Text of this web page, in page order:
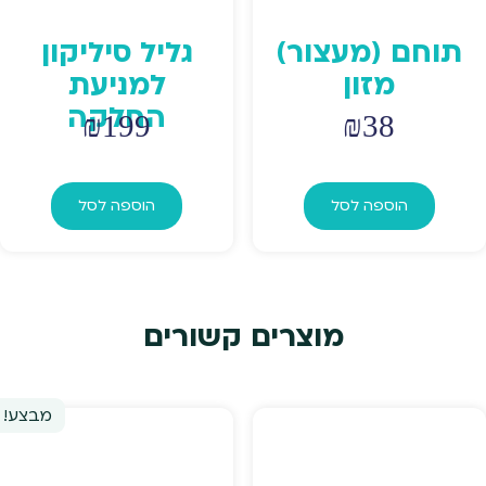
תוחם (מעצור)
מזון
₪38
הוספה לסל
גליל סיליקון
למניעת
החלקה
₪199
הוספה לסל
מוצרים קשורים
מבצע!